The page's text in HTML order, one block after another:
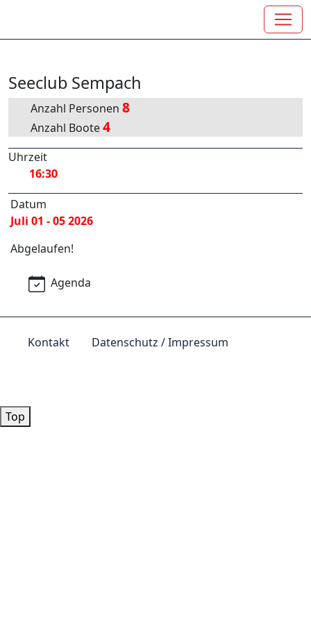
Seeclub Sempach
Anzahl Personen 8
Anzahl Boote4
Uhrzeit
16:30
Datum
Juli 01 - 05 2026
Abgelaufen!
Agenda
Kontakt Datenschutz / Impressum
Top